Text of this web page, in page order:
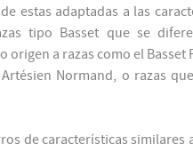
estas adaptadas a las
tipo Basset que se
a razas como el Basset
Normand, o razas
de características similares